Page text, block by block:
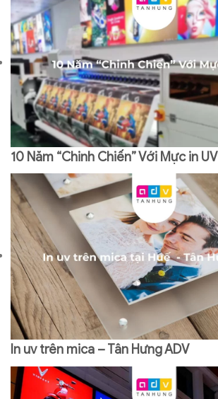
10 Năm “Chinh Chiến” Với Mực in UV
In uv trên mica – Tân Hưng ADV